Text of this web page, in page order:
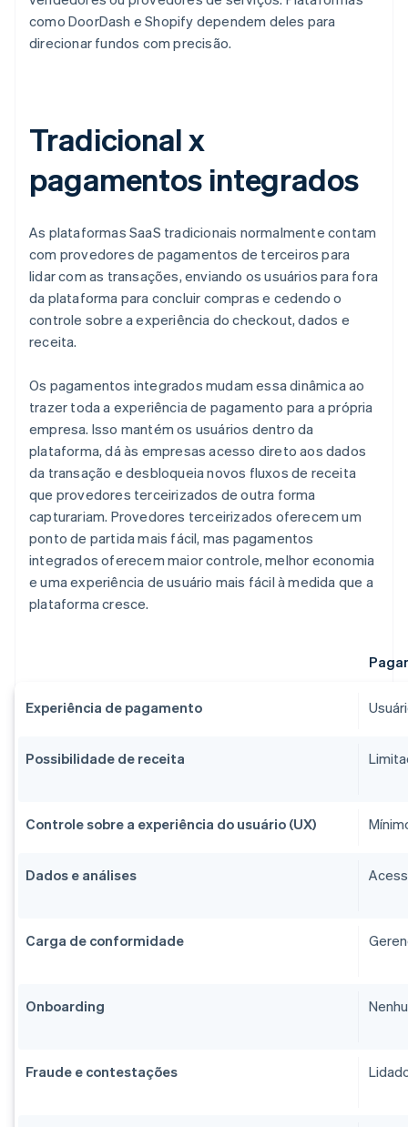
como DoorDash e Shopify dependem deles para
direcionar fundos com precisão.
Tradicional x
pagamentos integrados
As plataformas SaaS tradicionais normalmente contam
com provedores de pagamentos de terceiros para
lidar com as transações, enviando os usuários para fora
da plataforma para concluir compras e cedendo o
controle sobre a experiência do checkout, dados e
receita.
Os pagamentos integrados mudam essa dinâmica ao
trazer toda a experiência de pagamento para a própria
empresa. Isso mantém os usuários dentro da
plataforma, dá às empresas acesso direto aos dados
da transação e desbloqueia novos fluxos de receita
que provedores terceirizados de outra forma
capturariam. Provedores terceirizados oferecem um
ponto de partida mais fácil, mas pagamentos
integrados oferecem maior controle, melhor economia
e uma experiência de usuário mais fácil à medida que a
plataforma cresce.
Experiência de pagamento
Possibilidade de receita
Controle sobre a experiência do usuário (UX)
Dados e análises
Carga de conformidade
Onboarding
Fraude e contestações